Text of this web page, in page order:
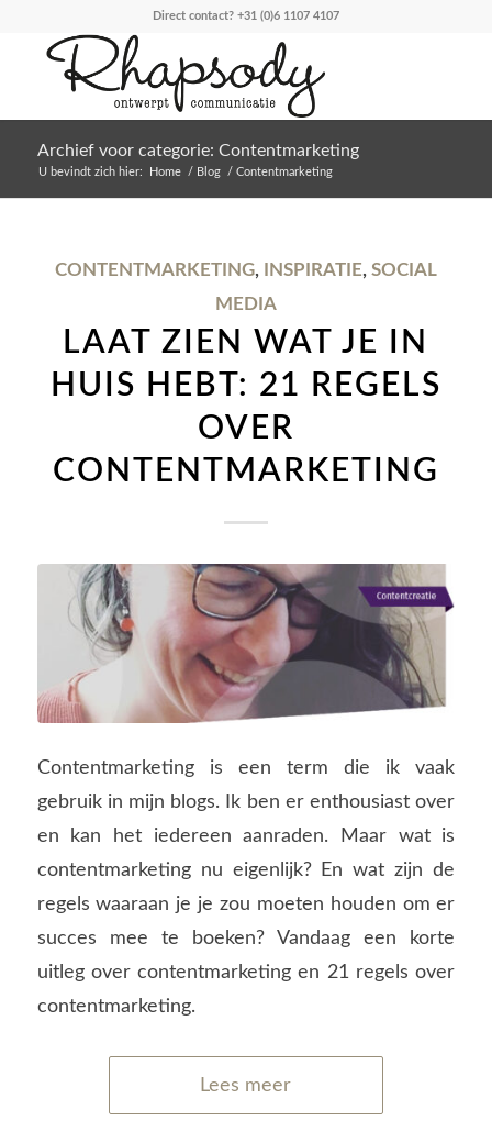
Direct contact? +31 (0)6 1107 4107
Archief voor categorie: Contentmarketing
U bevindt zich hier: Home / Blog / Contentmarketing
CONTENTMARKETING, INSPIRATIE, SOCIAL
MEDIA
LAAT ZIEN WAT JE IN
HUIS HEBT: 21 REGELS
OVER
CONTENTMARKETING
Contentmarketing is een term die ik vaak
gebruik in mijn blogs. Ik ben er enthousiast over
en kan het iedereen aanraden. Maar wat is
contentmarketing nu eigenlijk? En wat zijn de
regels waaraan je je zou moeten houden om er
succes mee te boeken? Vandaag een korte
uitleg over contentmarketing en 21 regels over
contentmarketing.
Lees meer